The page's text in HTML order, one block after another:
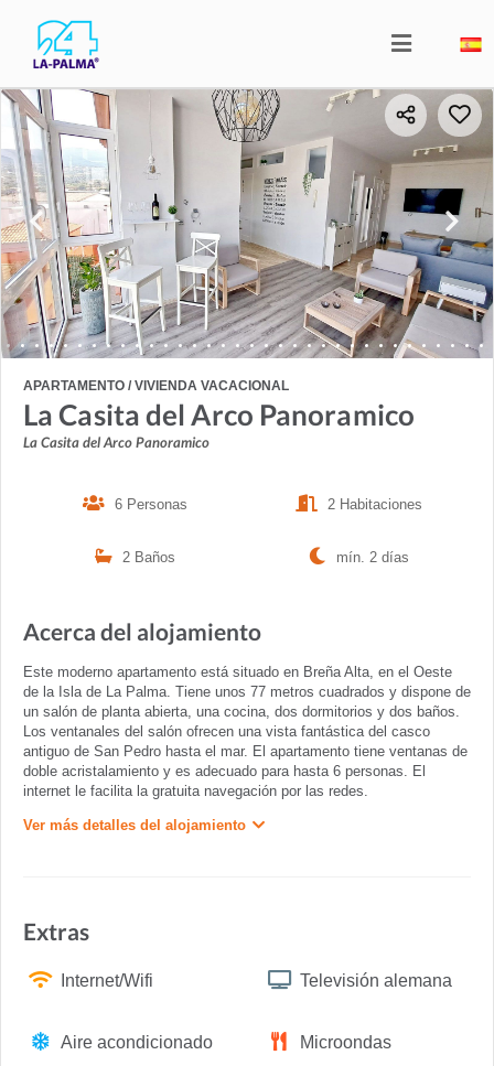
APARTAMENTO / VIVIENDA VACACIONAL
La Casita del Arco Panoramico
La Casita del Arco Panoramico
6 Personas 2 Habitaciones
2 Baños mín. 2 días
Acerca del alojamiento
Este moderno apartamento está situado en Breña Alta, en el Oeste
de la Isla de La Palma. Tiene unos 77 metros cuadrados y dispone de
un salón de planta abierta, una cocina, dos dormitorios y dos baños.
Los ventanales del salón ofrecen una vista fantástica del casco
antiguo de San Pedro hasta el mar. El apartamento tiene ventanas de
doble acristalamiento y es adecuado para hasta 6 personas. El
internet le facilita la gratuita navegación por las redes.
Ver más detalles del alojamiento
Extras
Internet/Wifi Televisión alemana
Aire acondicionado Microondas